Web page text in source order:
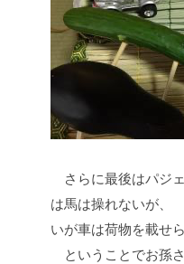
さらに最後はパジ
は馬は操れないが、
いが車は荷物を載せ
ということでお孫